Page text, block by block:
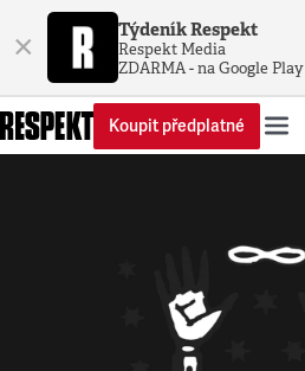
× Týdeník Respekt
Respekt Media
ZDARMA - na Google Play
Koupit předplatné